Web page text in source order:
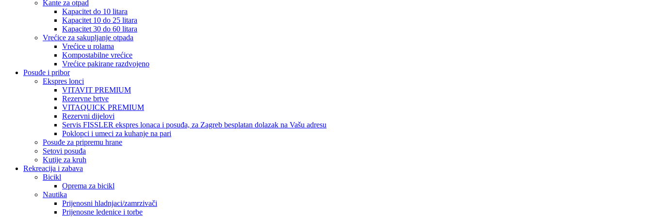
Kante za otpad
Kapacitet do 10 litara
Kapacitet 10 do 25 litara
Kapacitet 30 do 60 litara
Vrećice za sakupljanje otpada
Vrećice u rolama
Kompostabilne vrećice
Vrećice pakirane razdvojeno
Posuđe i pribor
Ekspres lonci
VITAVIT PREMIUM
Rezervne brtve
VITAQUICK PREMIUM
Rezervni dijelovi
Servis FISSLER ekspres lonaca i posuđa, za Zagreb besplatan dolazak na Vašu adresu
Poklopci i umeci za kuhanje na pari
Posuđe za pripremu hrane
Setovi posuđa
Kutije za kruh
Rekreacija i zabava
Bicikl
Oprema za bicikl
Nautika
Prijenosni hladnjaci/zamrzivači
Prijenosne ledenice i torbe